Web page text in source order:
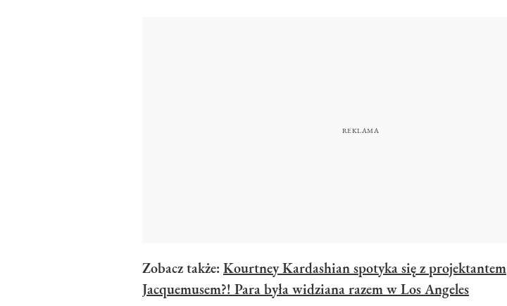
Zobacz także: Kourtney Kardashian spotyka się z projektantem
Jacquemusem?! Para była widziana razem w Los Angeles